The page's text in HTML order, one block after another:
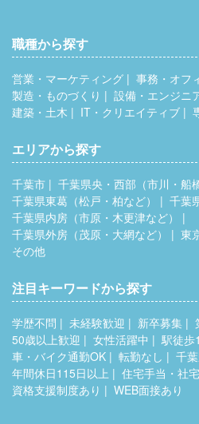
職種から探す
営業・マーケティング 事務・オフ
製造・ものづくり
設備・エンジニ
建築・土木
IT・クリエイティブ
エリアから探す
千葉市
千葉県央・西部（市川・船
千葉県東葛（松戸・柏など）
千葉
千葉県内房（市原・木更津など）
千葉県外房（茂原・大網など）
東
その他
注目キーワードから探す
学歴不問 未経験歓迎 新卒募集
50歳以上歓迎
女性活躍中
駅徒歩
車・バイク通勤OK
転勤なし 千
年間休日115日以上
住宅手当・社
資格支援制度あり
WEB面接あり